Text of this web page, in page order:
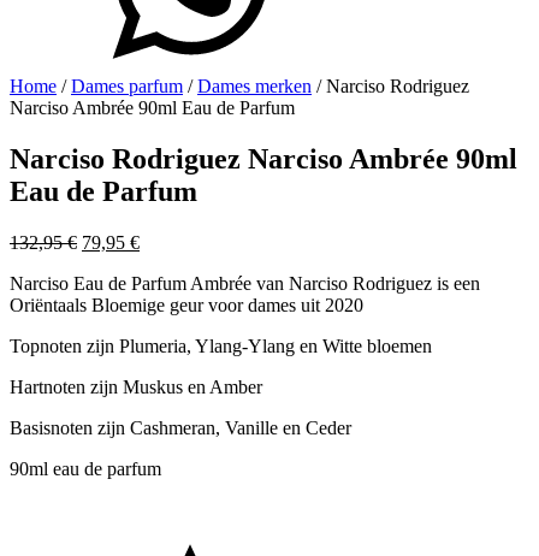
Home /Dames parfum /Dames merken / Narciso Rodriguez
Narciso Ambrée 90ml Eau de Parfum
Narciso Rodriguez Narciso Ambrée 90ml
Eau de Parfum
132,95€ Oorspronkelijke
was:
132,95 €.
79,95 €Huidige
is:
79,95 €.
Narciso Eau de Parfum Ambrée van Narciso Rodriguez is een
Oriëntaals Bloemige geur voor dames uit 2020
Topnoten zijn Plumeria, Ylang-Ylang en Witte bloemen
Hartnoten zijn Muskus en Amber
Basisnoten zijn Cashmeran, Vanille en Ceder
90ml eau de parfum